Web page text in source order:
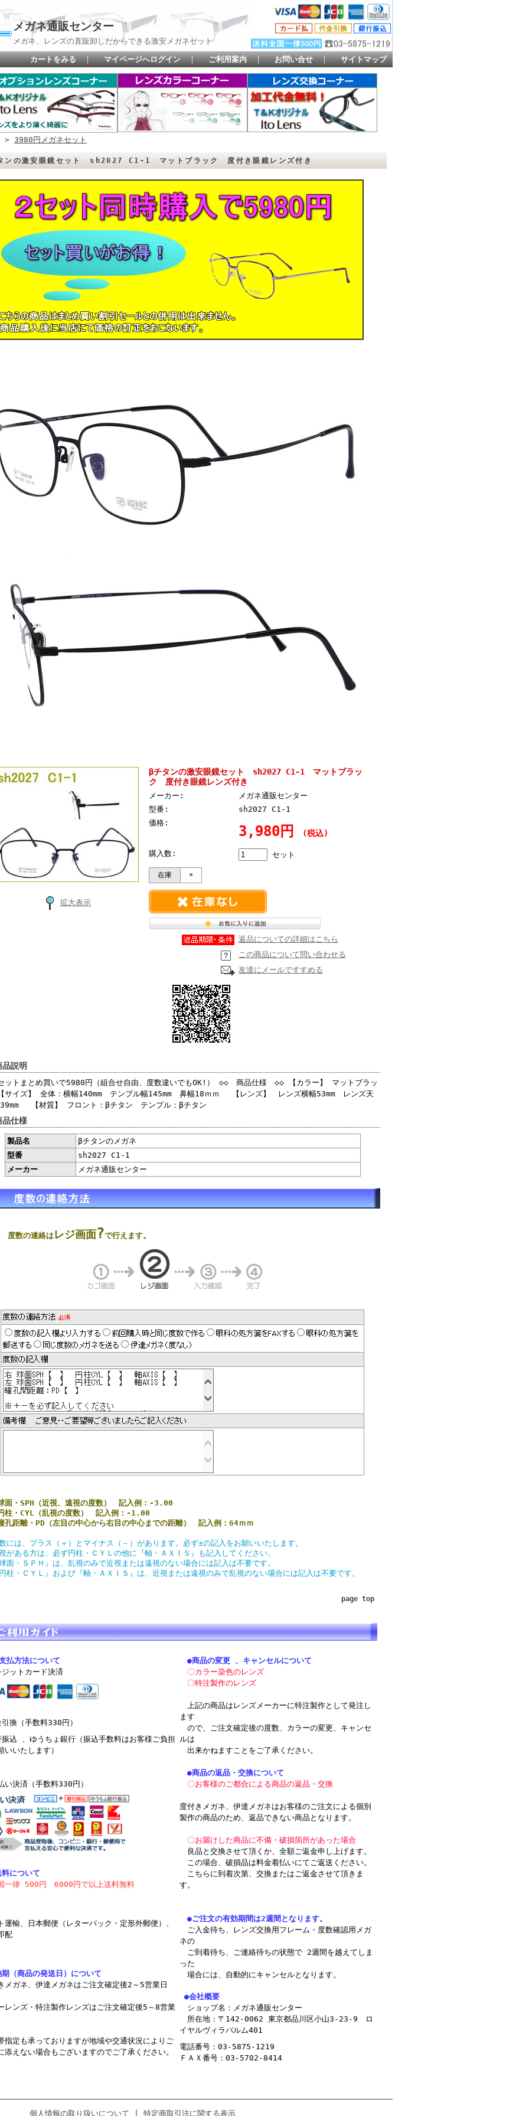
メガネ通販センター
メガネ、レンズの直販卸しだからできる激安メガネセット
カートをみる ｜ マイページへログイン ｜ ご利用案内 ｜ お問い合せ ｜ サイトマップ
> 3980円メガネセット
ンの激安眼鏡セット sh2027 C1-1 マットブラック 度付き眼鏡レンズ付き
拡大表示
βチタンの激安眼鏡セット sh2027 C1-1 マットブラッ
ク 度付き眼鏡レンズ付き
メーカー:
メガネ通販センター
型番:
sh2027 C1-1
価格:
3,980円 (税込)
購入数: セット
在庫 ×
返品についての詳細はこちら
この商品について問い合わせる
友達にメールですすめる
説明
ットまとめ買いで5980円（組合せ自由、度数違いでもOK!） ◇◇ 商品仕様 ◇◇ 【カラー】 マットブラッ
サイズ】 全体：横幅140mm テンプル幅145mm 鼻幅18ｍｍ 【レンズ】 レンズ横幅53mm レンズ天
【材質】 フロント：βチタン テンプル：βチタン
仕様
製品名
βチタンのメガネ
型番
sh2027 C1-1
メーカー
メガネ通販センター
度数の連絡はレジ画面?で行えます。
・SPH（近視、遠視の度数） 記入例：-3.00
・CYL（乱視の度数） 記入例：-1.00
距離・PD（左目の中心から右目の中心までの距離） 記入例：64ｍｍ
には、プラス（＋）とマイナス（－）があります。必ず±の記入をお願いいたします。
がある方は、必ず円柱・ＣＹＬの他に『軸・ＡＸＩＳ』も記入してください。
面・ＳＰＨ』は、乱視のみで近視または遠視のない場合には記入は不要です。
柱・ＣＹＬ』および『軸・ＡＸＩＳ』は、近視または遠視のみで乱視のない場合には記入は不要です。
page top
払方法について
ットカード決済
換（手数料330円）
込 、ゆうちょ銀行（振込手数料はお客様ご負担
いいたします）
い決済（手数料330円）
について
一律 500円
6000円で以上送料無料
運輸、日本郵便（レターパック・定形外郵便）、
配
（商品の発送日）について
メガネ、伊達メガネはご注文確定後2～5営業日
レンズ・特注製作レンズはご注文確定後5～8営業
指定も承っておりますが地域や交通状況によりご
添えない場合もございますのでご了承ください。
●商品の変更 、キャンセルについて
〇カラー染色のレンズ
〇特注製作のレンズ
上記の商品はレンズメーカーに特注製作として発注し
ます
ので、ご注文確定後の度数、カラーの変更、キャンセ
ルは
出来かねますことをご了承ください。
●商品の返品・交換について
〇お客様のご都合による商品の返品・交換
度付きメガネ、伊達メガネはお客様のご注文による個別
製作の商品のため、返品できない商品となります。
〇お届けした商品に不備・破損箇所があった場合
良品と交換させて頂くか、全額ご返金申し上げます。
この場合、破損品は料金着払いにてご返送ください。
こちらに到着次第、交換またはご返金させて頂きま
す。
●ご注文の有効期間は2週間となります。
ご入金待ち、レンズ交換用フレーム・度数確認用メガ
ネの
ご到着待ち、ご連絡待ちの状態で 2週間を越えてしま
った
場合には、自動的にキャンセルとなります。
●会社概要
ショップ名：メガネ通販センター
所在地：〒142-0062 東京都品川区小山3-23-9 ロ
イヤルヴィラパルム401
電話番号：03-5875-1219
ＦＡＸ番号：03-5702-8414
個人情報の取り扱いについて 特定商取引法に関する表示